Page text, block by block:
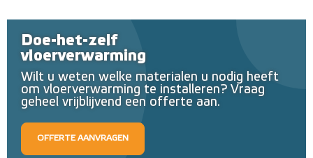
Doe-het-zelf
vloerverwarming
Wilt u weten welke materialen u nodig heeft
om vloerverwarming te installeren? Vraag
geheel vrijblijvend een offerte aan.
OFFERTE AANVRAGEN